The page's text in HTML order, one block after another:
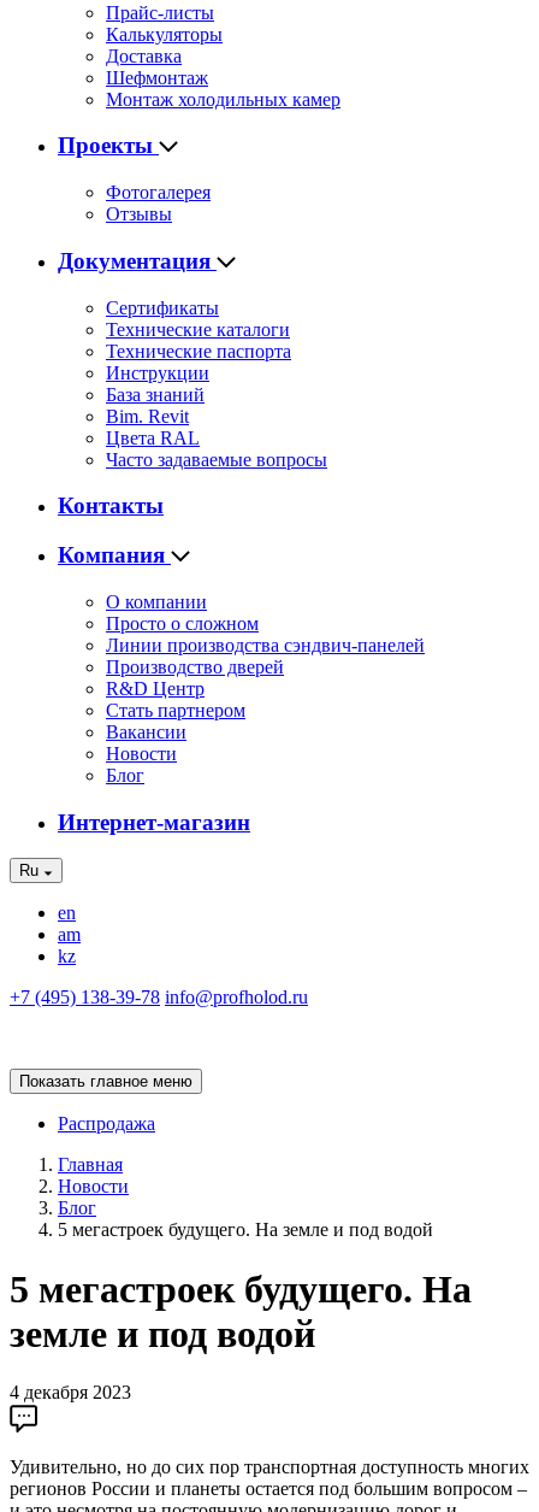
Прайс-листы
Калькуляторы
Доставка
Шефмонтаж
Монтаж холодильных камер
Проекты
Фотогалерея
Отзывы
Документация
Сертификаты
Технические каталоги
Технические паспорта
Инструкции
База знаний
Bim. Revit
Цвета RAL
Часто задаваемые вопросы
Контакты
Компания
О компании
Просто о сложном
Линии производства сэндвич-панелей
Производство дверей
R&D Центр
Стать партнером
Вакансии
Новости
Блог
Интернет-магазин
Ru
en
am
kz
+7 (495) 138-39-78 info@profholod.ru
Показать главное меню
Распродажа
Главная
Новости
Блог
5 мегастроек будущего. На земле и под водой
5 мегастроек будущего. На
земле и под водой
4 декабря 2023
Удивительно, но до сих пор транспортная доступность многих
регионов России и планеты остается под большим вопросом –